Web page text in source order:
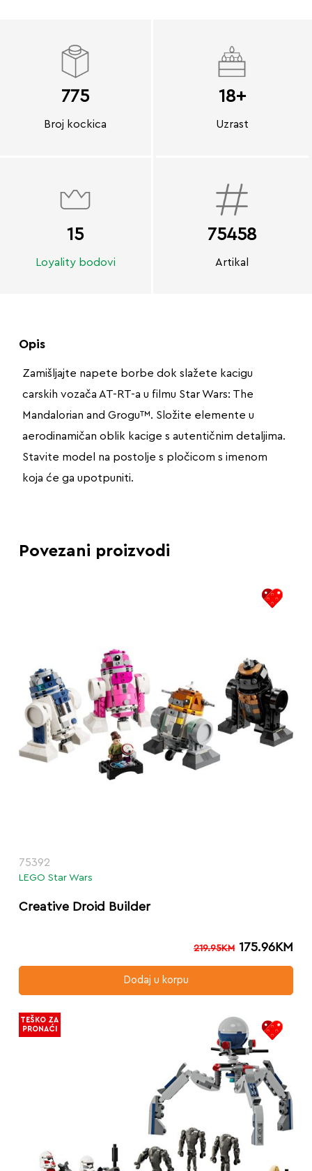
775
Broj kockica
18+
Uzrast
15
Loyality bodovi
75458
Artikal
Opis
Zamišljajte napete borbe dok slažete kacigu
carskih vozača AT-RT-a u filmu Star Wars: The
Mandalorian and Grogu™. Složite elemente u
aerodinamičan oblik kacige s autentičnim detaljima.
Stavite model na postolje s pločicom s imenom
koja će ga upotpuniti.
Povezani proizvodi
75392
LEGO Star Wars
Creative Droid Builder
219.95KM 175.96KM
Dodaj u korpu
TEŠKO ZA
PRONAĆI